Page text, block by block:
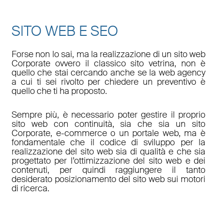
SITO WEB E SEO
Forse non lo sai, ma la realizzazione di un sito web
Corporate ovvero il classico sito vetrina, non è
quello che stai cercando anche se la web agency
a cui ti sei rivolto per chiedere un preventivo è
quello che ti ha proposto.
Sempre più, è necessario poter gestire il proprio
sito web con continuità, sia che sia un sito
Corporate, e-commerce o un portale web, ma è
fondamentale che il codice di sviluppo per la
realizzazione del sito web sia di qualità e che sia
progettato per l’ottimizzazione del sito web e dei
contenuti, per quindi raggiungere il tanto
desiderato posizionamento del sito web sui motori
di ricerca.